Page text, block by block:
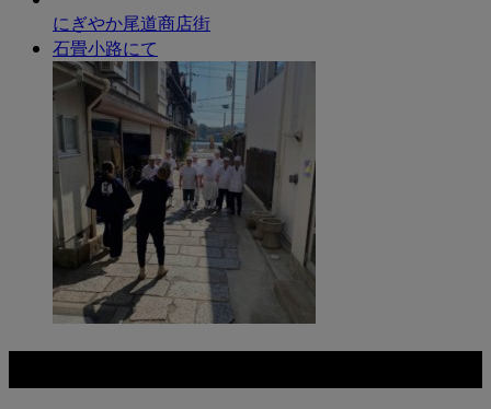
にぎやか尾道商店街
石畳小路にて